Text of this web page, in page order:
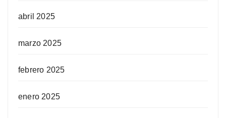
abril 2025
marzo 2025
febrero 2025
enero 2025